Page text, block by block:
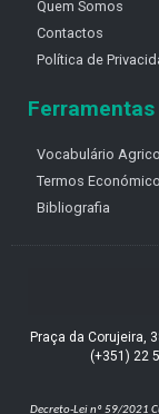
Quem Somos
Contactos
Política de
Vocabulário
Termos
Bibliografia
Praça da Corujeira,
(+351) 22
Decreto-Lei nº 59/2021